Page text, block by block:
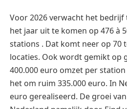
Voor 2026 verwacht het bedrijf
het jaar uit te komen op 476 à
stations . Dat komt neer op 70
locaties. Ook wordt gemikt op
400.000 euro omzet per
het om ruim 335.000 euro. In
euro gerealiseerd. De groei